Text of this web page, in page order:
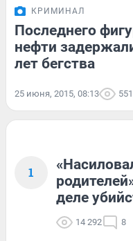
КРИМИНАЛ
Последнего
нефти
лет бегства
25 июня, 2015, 08:13 551
1
деле
14 292 8